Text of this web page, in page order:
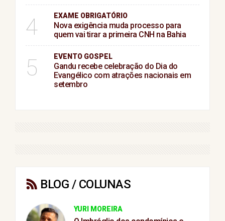
4 EXAME OBRIGATÓRIO
Nova exigência muda processo para
quem vai tirar a primeira CNH na Bahia
5 EVENTO GOSPEL
Gandu recebe celebração do Dia do
Evangélico com atrações nacionais em
setembro
BLOG / COLUNAS
YURI MOREIRA